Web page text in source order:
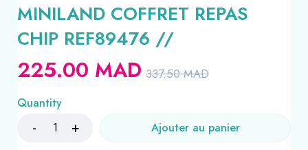
MINILAND COFFRET REPAS
CHIP REF89476 //
337.50MAD
225.00 MAD
Quantity
Ajouter au panier